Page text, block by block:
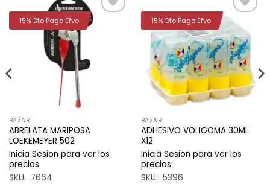
BAZAR
ABRELATA MARIPOSA
LOEKEMEYER 502
Inicia Sesion para ver los
precios
SKU: 7664
15% Dto Pago Efvo
Añadir
a la
lista de
deseos
BAZAR
ADHESIVO VOLIGOMA 30ML
X12
Inicia Sesion para ver los
precios
SKU: 5396
15% Dto Pago Efvo